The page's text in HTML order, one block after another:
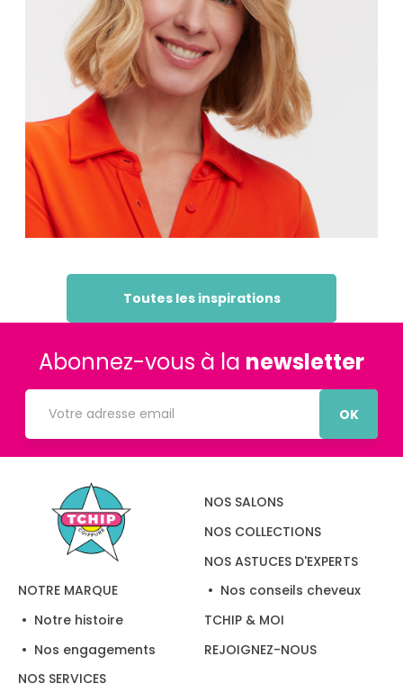
Toutes les inspirations
Abonnez-vous à la newsletter
OK
NOTRE MARQUE
Notre histoire
Nos engagements
NOS SERVICES
NOS SALONS
NOS COLLECTIONS
NOS ASTUCES D'EXPERTS
Nos conseils cheveux
TCHIP & MOI
REJOIGNEZ-NOUS